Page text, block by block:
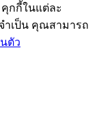
กกี้ในแต่ละ
ำเป็น คุณสามารถ
ตัว